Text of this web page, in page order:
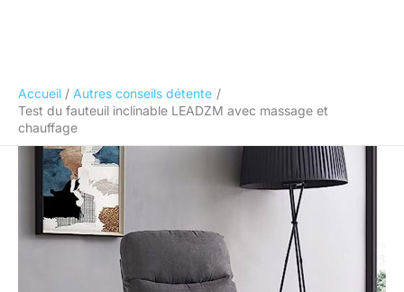
Accueil
Autres conseils détente
Test du fauteuil inclinable LEADZM avec massage et
chauffage